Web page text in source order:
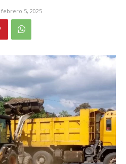
febrero 5, 2025